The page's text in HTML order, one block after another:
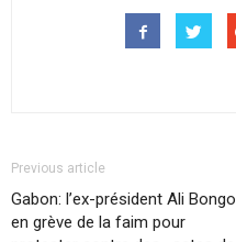
Previous article
Gabon: l’ex-président Ali Bongo
en grève de la faim pour